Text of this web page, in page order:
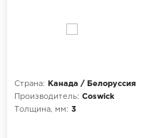
Страна:
Канада / Белоруссия
Производитель: Coswick
Толщина, мм: 3